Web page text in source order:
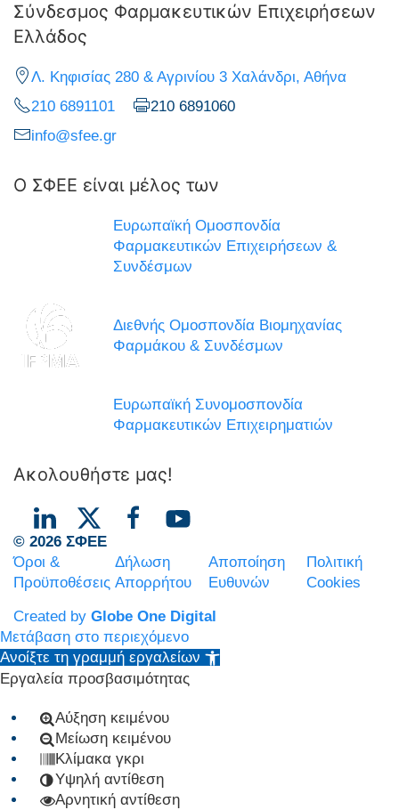
Σύνδεσμος Φαρμακευτικών Επιχειρήσεων
Ελλάδος
Λ. Κηφισίας 280 & Αγρινίου 3 Χαλάνδρι, Αθήνα
210 6891101
210 6891060
info@sfee.gr
Ο ΣΦΕΕ είναι μέλος των
Ευρωπαϊκή Ομοσπονδία
Φαρμακευτικών Επιχειρήσεων &
Συνδέσμων
Διεθνής Ομοσπονδία Βιομηχανίας
Φαρμάκου & Συνδέσμων
Ευρωπαϊκή Συνομοσπονδία
Φαρμακευτικών Επιχειρηματιών
Ακολουθήστε μας!
© 2026 ΣΦΕΕ
Όροι &
Προϋποθέσεις
Δήλωση
Απορρήτου
Αποποίηση
Ευθυνών
Πολιτική
Cookies
Created by Globe One Digital
Μετάβαση στο περιεχόμενο
Ανοίξτε τη γραμμή εργαλείων
Εργαλεία προσβασιμότητας
Αύξηση κειμένου
Μείωση κειμένου
Κλίμακα γκρι
Υψηλή αντίθεση
Αρνητική αντίθεση